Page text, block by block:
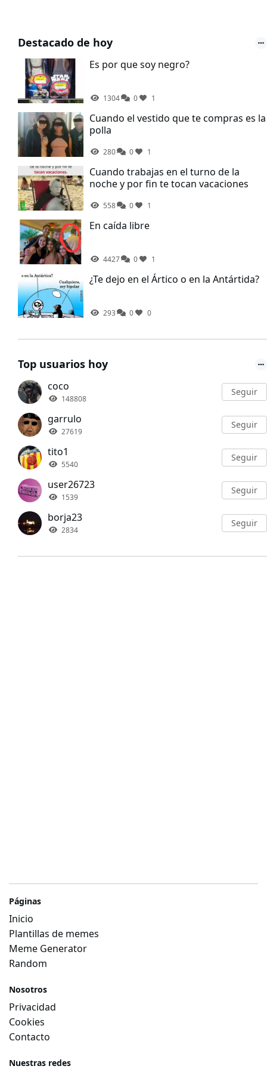
Destacado de hoy
Es por que soy negro?
1304 0 1
Cuando el vestido que te compras es la
polla
280 0 1
Cuando trabajas en el turno de la
noche y por fin te tocan vacaciones
558 0 1
En caída libre
4427 0 1
¿Te dejo en el Ártico o en la Antártida?
293 0 0
Top usuarios hoy
coco
148808
Seguir
garrulo
27619
Seguir
tito1
5540
Seguir
user26723
1539
Seguir
borja23
2834
Seguir
Páginas
Inicio
Plantillas de memes
Meme Generator
Random
Nosotros
Privacidad
Cookies
Contacto
Nuestras redes